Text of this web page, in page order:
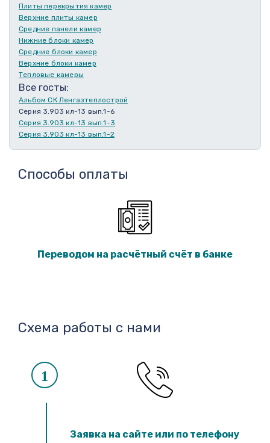
Плиты перекрытия камер
Верхние плиты камер
Средние панели камер
Нижние блоки камер
Средние блоки камер
Верхние блоки камер
Тепловые камеры
Все госты:
Альбом СК Ленгазтеплострой
Серия 3.903 кл-13 вып.1-6
Серия 3.903 кл-13 вып.1-3
Серия 3.903 кл-13 вып.1-2
Способы оплаты
Переводом на расчётный счёт в банке
Схема работы с нами
1
Заявка на сайте или по телефону